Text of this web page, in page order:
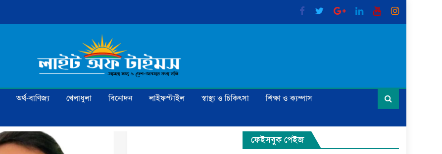
অর্থ-বাণিজ্য খেলাধুলা বিনোদন লাইফস্টাইল স্বাস্থ্য ও চিকিৎসা
শিক্ষা ও ক্যম্পাস
ফেইসবুক পেইজ